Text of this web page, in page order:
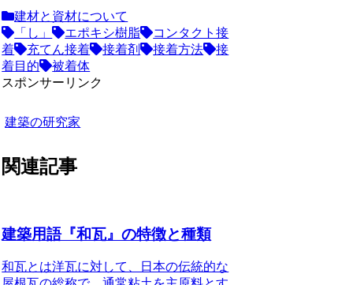
建材と資材について
「し」
エポキシ樹脂
コンタクト接
着
充てん接着 接着剤 接着方法
接
着目的
被着体
スポンサーリンク
建築の研究家
関連記事
建築用語『和瓦』の特徴と種類
和瓦とは洋瓦に対して、日本の伝統的な